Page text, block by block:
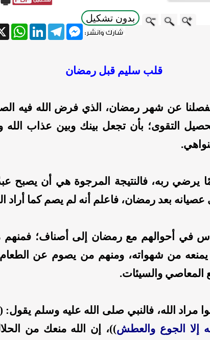
بدون تشكيل
XLinkedInTelegram
Messenger
قلب سليم قبل رمضان
عن شهر رمضان، الذي فرض الله فيه
التقوى؛ بأن تجعل بينك وبين عذاب الله
ربه، فالنتيجة المرجوة هي أن يصبح عبدًا
بعد رمضان، فاعلم أنه لم يصم كما أراد
في أحوالهم مع رمضان إلى أصناف؛ فمنهم
يمنعه من شهواته، ومنهم من يصوم عن
المعاصي والسيئات.
مراد الله، فالنبي صلى الله عليه وسلم يقول:
إلا الجوع والعطش))، إن الله منعك من